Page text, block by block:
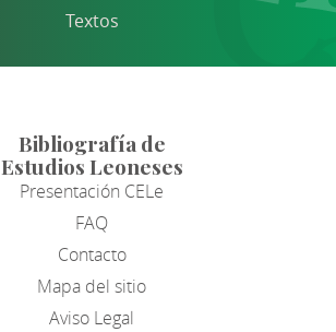
Textos
Bibliografía de
Estudios Leoneses
Presentación CELe
FAQ
Contacto
Mapa del sitio
Aviso Legal